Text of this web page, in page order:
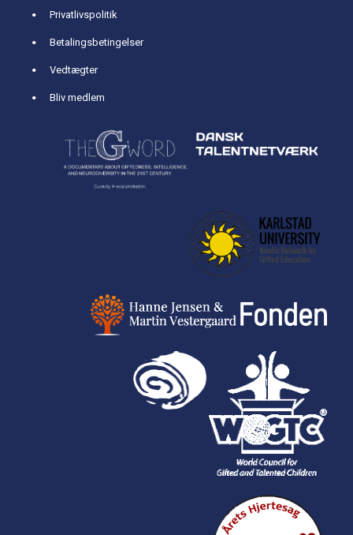
Privatlivspolitik
Betalingsbetingelser
Vedtægter
Bliv medlem